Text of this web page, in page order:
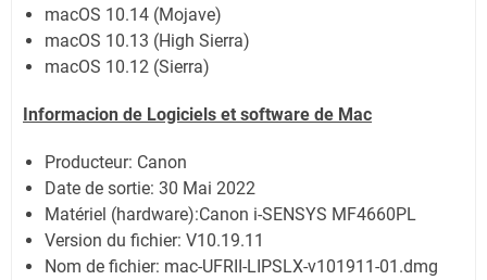
macOS 10.14 (Mojave)
macOS 10.13 (High Sierra)
macOS 10.12 (Sierra)
Informacion de Logiciels et software de Mac
Producteur: Canon
Date de sortie: 30 Mai 2022
Matériel (hardware):Canon i-SENSYS MF4660PL
Version du fichier: V10.19.11
Nom de fichier: mac-UFRII-LIPSLX-v101911-01.dmg